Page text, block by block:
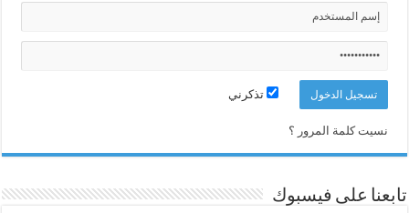
تذكرني
نسيت كلمة المرور ؟
تابعنا على فيسبوك